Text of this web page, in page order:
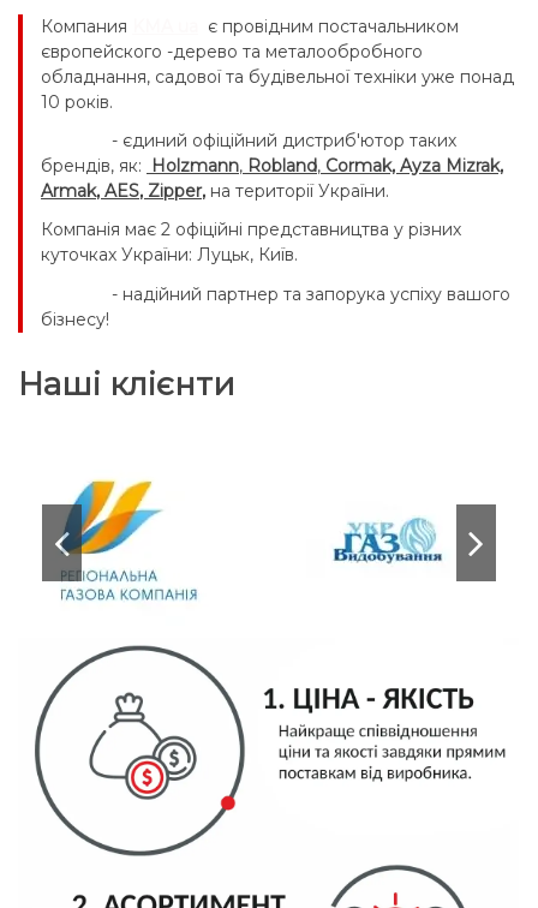
Компания
є провідним постачальником
європейского -дерево та металообробного
обладнання, садової та будівельної техніки уже понад
10 років.
- єдиний офіційний дистриб'ютор таких
брендів, як:
Holzmann, Robland, Cormak, Ayza Mizrak,
Armak, AES, Zipper, на території України.
Компанія має 2 офіційні представництва у різних
куточках України: Луцьк, Київ.
- надійний партнер та запорука успіху вашого
бізнесу!
Наші клієнти